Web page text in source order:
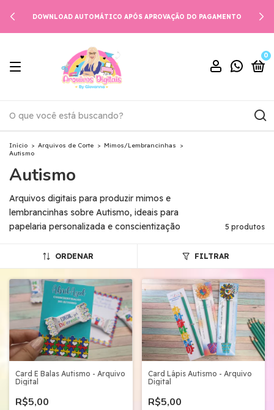
DOWNLOAD AUTOMÁTICO APÓS APROVAÇÃO DO PAGAMENTO
0
Início > Arquivos de Corte > Mimos/Lembrancinhas
>
Autismo
Autismo
Arquivos digitais para produzir mimos e
lembrancinhas sobre Autismo, ideais para
papelaria personalizada e conscientização
5 produtos
ORDENAR FILTRAR
Card E Balas Autismo - Arquivo
Digital
R$5,00
Card Lápis Autismo - Arquivo
Digital
R$5,00